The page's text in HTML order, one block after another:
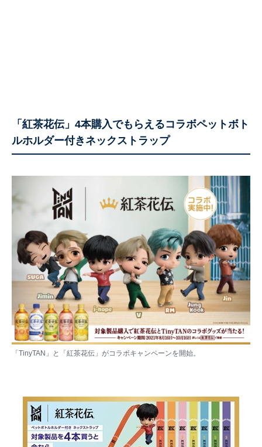
「紅茶花伝」4本購入でもらえるコラボペットボト
ルホルダー付きネックストラップ
「TinyTAN」と「紅茶花伝」がコラボキャンペーンを開始。